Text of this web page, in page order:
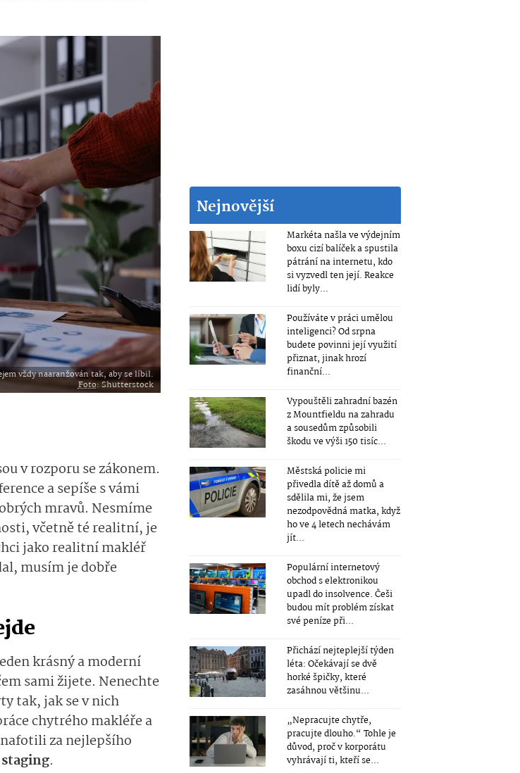
vždy naaranžován tak, aby se líbil.
Foto: Shutterstock
v rozporu se zákonem.
a sepíše s vámi
mravů. Nesmíme
včetně té realitní, je
jako realitní makléř
musím je dobře
krásný a moderní
sami žijete. Nenechte
tak, jak se v nich
chytrého makléře a
za nejlepšího
.
Nejnovější
Markéta našla ve výdejním
boxu cizí balíček a spustila
pátrání na internetu, kdo
si vyzvedl ten její. Reakce
lidí byly...
Používáte v práci umělou
inteligenci? Od srpna
budete povinni její využití
přiznat, jinak hrozí
finanční...
Vypouštěli zahradní bazén
z Mountfieldu na zahradu
a sousedům způsobili
škodu ve výši 150 tisíc...
Městská policie mi
přivedla dítě až domů a
sdělila mi, že jsem
nezodpovědná matka, když
ho ve 4 letech nechávám
jít...
Populární internetový
obchod s elektronikou
upadl do insolvence. Češi
budou mít problém získat
své peníze při...
Přichází nejteplejší týden
léta: Očekávají se dvě
horké špičky, které
zasáhnou většinu...
„Nepracujte chytře,
pracujte dlouho.“ Tohle je
důvod, proč v korporátu
vyhrávají ti, kteří se...